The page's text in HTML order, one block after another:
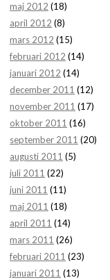
maj 2012 (18)
april 2012 (8)
mars 2012 (15)
februari 2012 (14)
januari 2012 (14)
december 2011 (12)
november 2011 (17)
oktober 2011 (16)
september 2011 (20)
augusti 2011 (5)
juli 2011 (22)
juni 2011 (11)
maj 2011 (18)
april 2011 (14)
mars 2011 (26)
februari 2011 (23)
januari 2011 (13)